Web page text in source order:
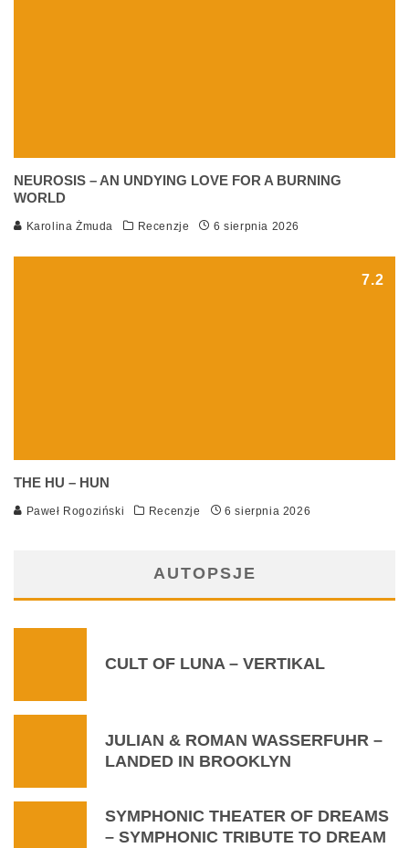
NEUROSIS – AN UNDYING LOVE FOR A BURNING
WORLD
Karolina Żmuda Recenzje 6 sierpnia 2026
7.2
THE HU – HUN
Paweł Rogoziński Recenzje 6 sierpnia 2026
AUTOPSJE
CULT OF LUNA – VERTIKAL
JULIAN & ROMAN WASSERFUHR –
LANDED IN BROOKLYN
SYMPHONIC THEATER OF DREAMS
– SYMPHONIC TRIBUTE TO DREAM